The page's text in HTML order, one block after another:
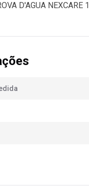
D'AGUA NEXCARE